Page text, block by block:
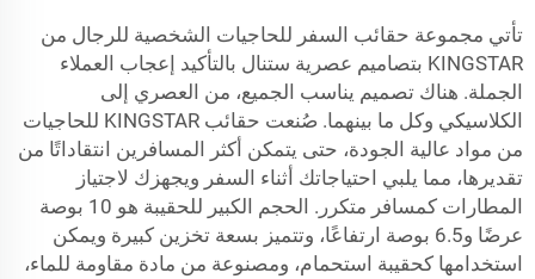
تأتي مجموعة حقائب السفر للحاجيات الشخصية للرجال من
KINGSTAR بتصاميم عصرية ستنال بالتأكيد إعجاب العملاء
الجملة. هناك تصميم يناسب الجميع، من العصري إلى
الكلاسيكي وكل ما بينهما. صُنعت حقائب KINGSTAR للحاجيات
من مواد عالية الجودة، حتى يتمكن أكثر المسافرين انتقاداتًا من
تقديرها، مما يلبي احتياجاتك أثناء السفر ويجهزك لاجتياز
المطارات كمسافر متكرر. الحجم الكبير للحقيبة هو 10 بوصة
عرضًا و6.5 بوصة ارتفاعًا، وتتميز بسعة تخزين كبيرة ويمكن
استخدامها كحقيبة استحمام، ومصنوعة من مادة مقاومة للماء،